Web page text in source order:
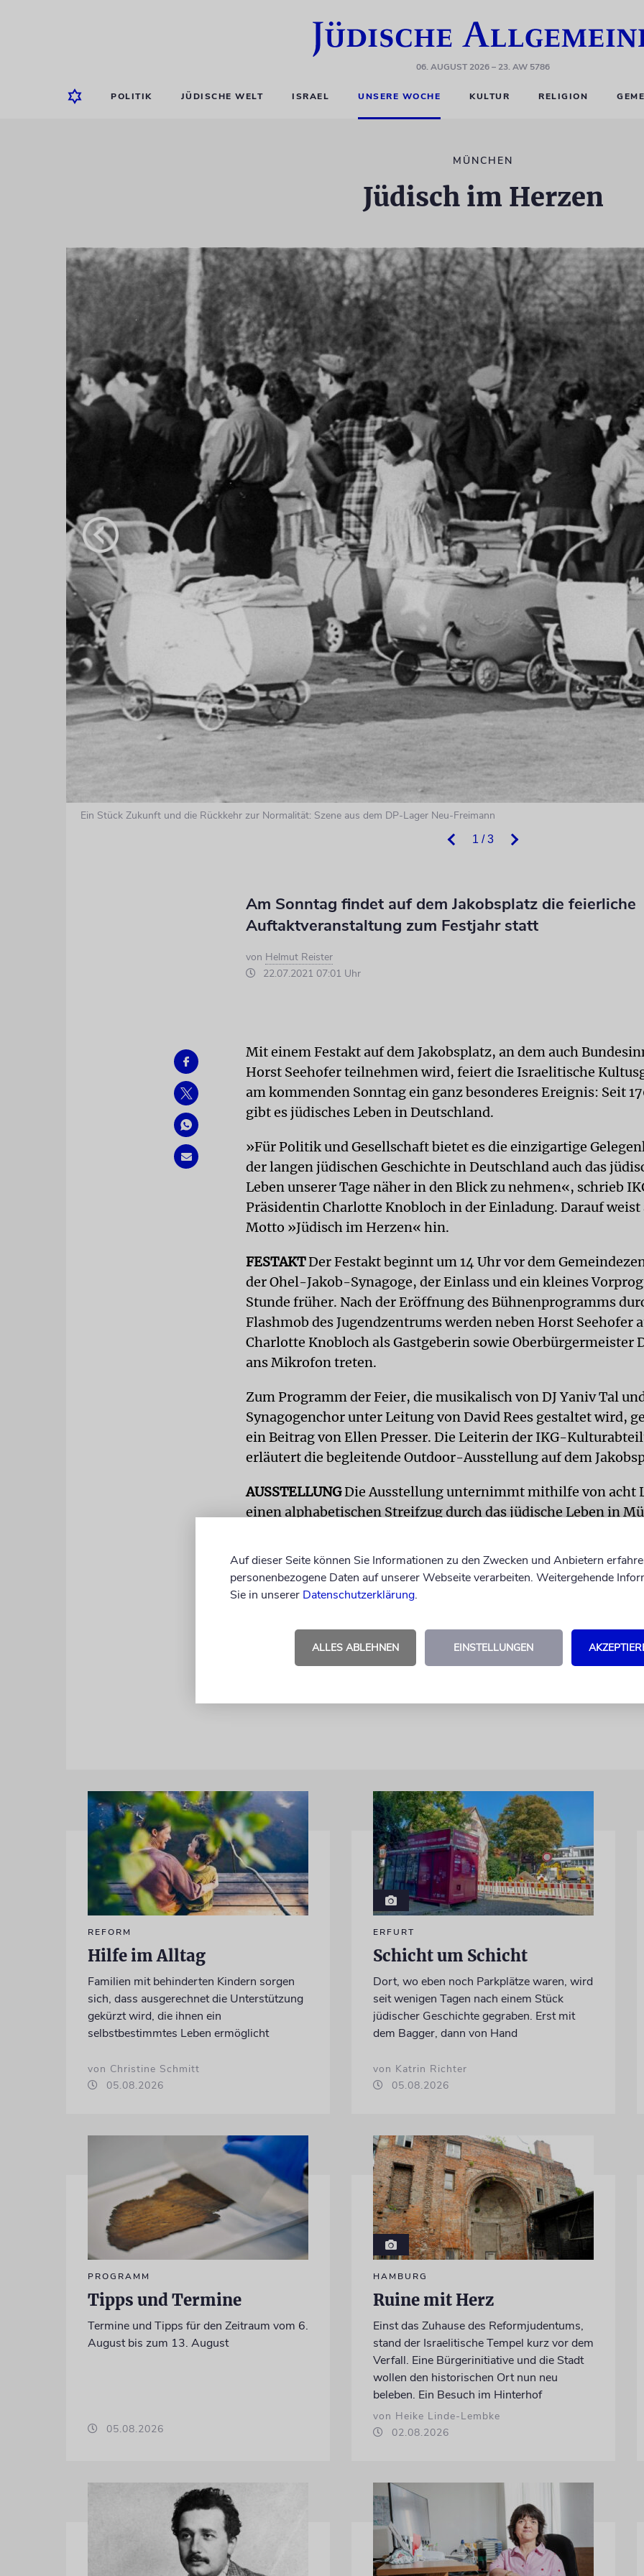
06. AUGUST 2026– 23. AW 5786
POLITIK JÜDISCHE WELT ISRAEL UNSERE WOCHE KULTUR RELIGION
MÜNCHEN
Jüdisch im Herzen
1 / 3
Ein Stück Zukunft und die Rückkehr zur Normalität: Szene aus dem DP-Lager Neu-Freimann
Am Sonntag findet auf dem Jakobsplatz die feierliche
Auftaktveranstaltung zum Festjahr statt
von Helmut Reister
22.07.2021 07:01 Uhr
Mit einem Festakt auf dem Jakobsplatz, an dem auch
Horst Seehofer teilnehmen wird, feiert die Israelitische
am kommenden Sonntag ein ganz besonderes Ereignis: Seit
gibt es jüdisches Leben in Deutschland.
»Für Politik und Gesellschaft bietet es die einzigartige
der langen jüdischen Geschichte in Deutschland auch das
Leben unserer Tage näher in den Blick zu nehmen«, schrieb
Präsidentin Charlotte Knob­loch in der Einladung. Darauf weist
Motto »Jüdisch im Herzen« hin.
FESTAKTDer Festakt beginnt um 14 Uhr vor dem
der Ohel-Jakob-Synagoge, der Einlass und ein kleines
Stunde früher. Nach der Eröffnung des Bühnenprogramms
Flashmob des Jugendzentrums werden neben Horst Seehofer
Charlotte Knobloch als Gastgeberin sowie Oberbürgermeister
ans Mikrofon treten.
Zum Programm der Feier, die musikalisch von DJ Yaniv Tal
Synagogenchor unter Leitung von David Rees gestaltet wird,
ein Beitrag von Ellen Presser. Die Leiterin der IKG-
erläutert die begleitende Outdoor-Ausstellung auf dem
AUSSTELLUNGDie Ausstellung unternimmt mithilfe von acht
einen alphabetischen Streifzug durch das jüdische Leben in
24 Buchstaben die Geschichte von Abraham de Municha, dem
erwähnten Juden in München, bis in die Gegenwart hinein
umfasst, sondern auch Begriffe wie Zuwanderung und
transportiert, ist bis 8. Oktober auf dem Jakobsplatz zu sehen.
und ihre Mitarbeiterin Sibylle von Tiedemann stehen am
REFORM
Hilfe im Alltag
Familien mit behinderten Kindern sorgen
sich, dass ausgerechnet die Unterstützung
gekürzt wird, die ihnen ein
selbstbestimmtes Leben ermöglicht
von Christine Schmitt
05.08.2026
ERFURT
Schicht um Schicht
Dort, wo eben noch Parkplätze waren, wird
seit wenigen Tagen nach einem Stück
jüdischer Geschichte gegraben. Erst mit
dem Bagger, dann von Hand
von Katrin Richter
05.08.2026
PROGRAMM
Tipps und Termine
Termine und Tipps für den Zeitraum vom 6.
August bis zum 13. August
05.08.2026
HAMBURG
Ruine mit Herz
Einst das Zuhause des Reformjudentums,
stand der Israelitische Tempel kurz vor dem
Verfall. Eine Bürgerinitiative und die Stadt
wollen den historischen Ort nun neu
beleben. Ein Besuch im Hinterhof
von Heike Linde-Lembke
02.08.2026
Auf dieser Seite können Sie Informationen zu den Zwecken und Anbietern
personenbezogene Daten auf unserer Webseite verarbeiten. Weitergehende
Sie in unserer Datenschutzerklärung.
ALLES ABLEHNEN EINSTELLUNGEN